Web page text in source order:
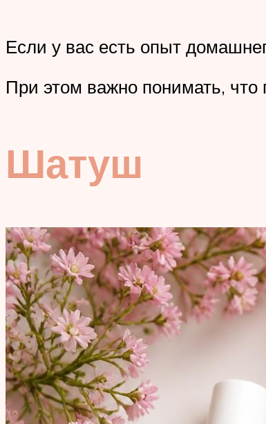
Если у вас есть опыт
При этом важно понимать, что
Шатуш